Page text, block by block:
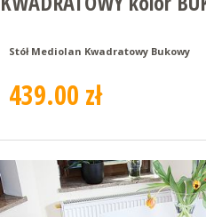
Stół Mediolan Kwadratowy Bukowy
439.00 zł